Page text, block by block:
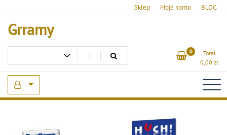
to
content
Sklep Moje konto BLOG
Grramy
0
Total
0,00 zł